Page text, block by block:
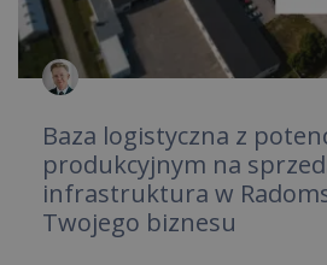
Baza logistyczna z
produkcyjnym na
infrastruktura w
Twojego biznesu